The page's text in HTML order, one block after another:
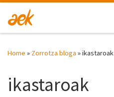
Skip to content
Home » Zorrotza bloga »ikastaroak
ikastaroak